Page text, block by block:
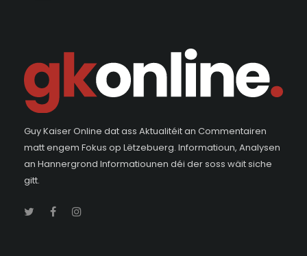
Guy Kaiser Online dat ass Aktualitéit an Commentairen
matt engem Fokus op Lëtzebuerg. Informatioun, Analysen
an Hannergrond Informatiounen déi der soss wäit siche
gitt.